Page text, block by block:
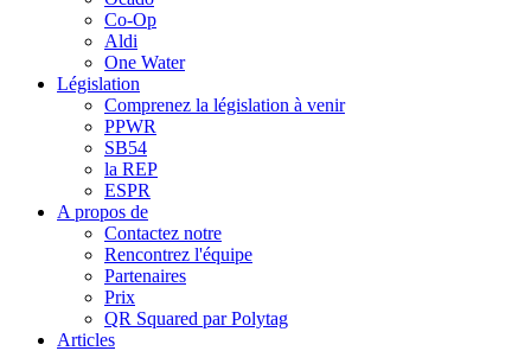
Co-Op
Aldi
One Water
Législation
Comprenez la législation à venir
PPWR
SB54
la REP
ESPR
A propos de
Contactez notre
Rencontrez l'équipe
Partenaires
Prix
QR Squared par Polytag
Articles